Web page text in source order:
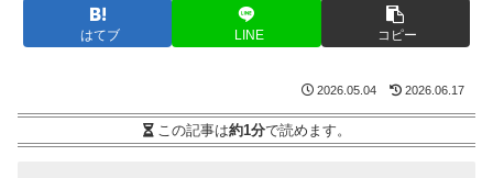
はてブ LINE コピー
2026.05.04 2026.06.17
この記事は約1分で読めます。